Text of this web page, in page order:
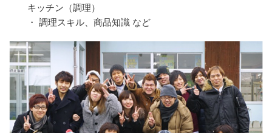
キッチン（調理）
・ 調理スキル、商品知識 など